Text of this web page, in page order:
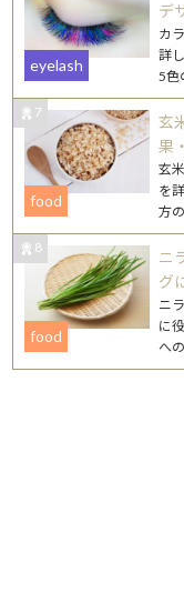
デ
eyelash
カ
詳
5色
を
7
玄
果
food
玄
を
方
ン
8
ニ
グ
food
ニ
に
へ
や